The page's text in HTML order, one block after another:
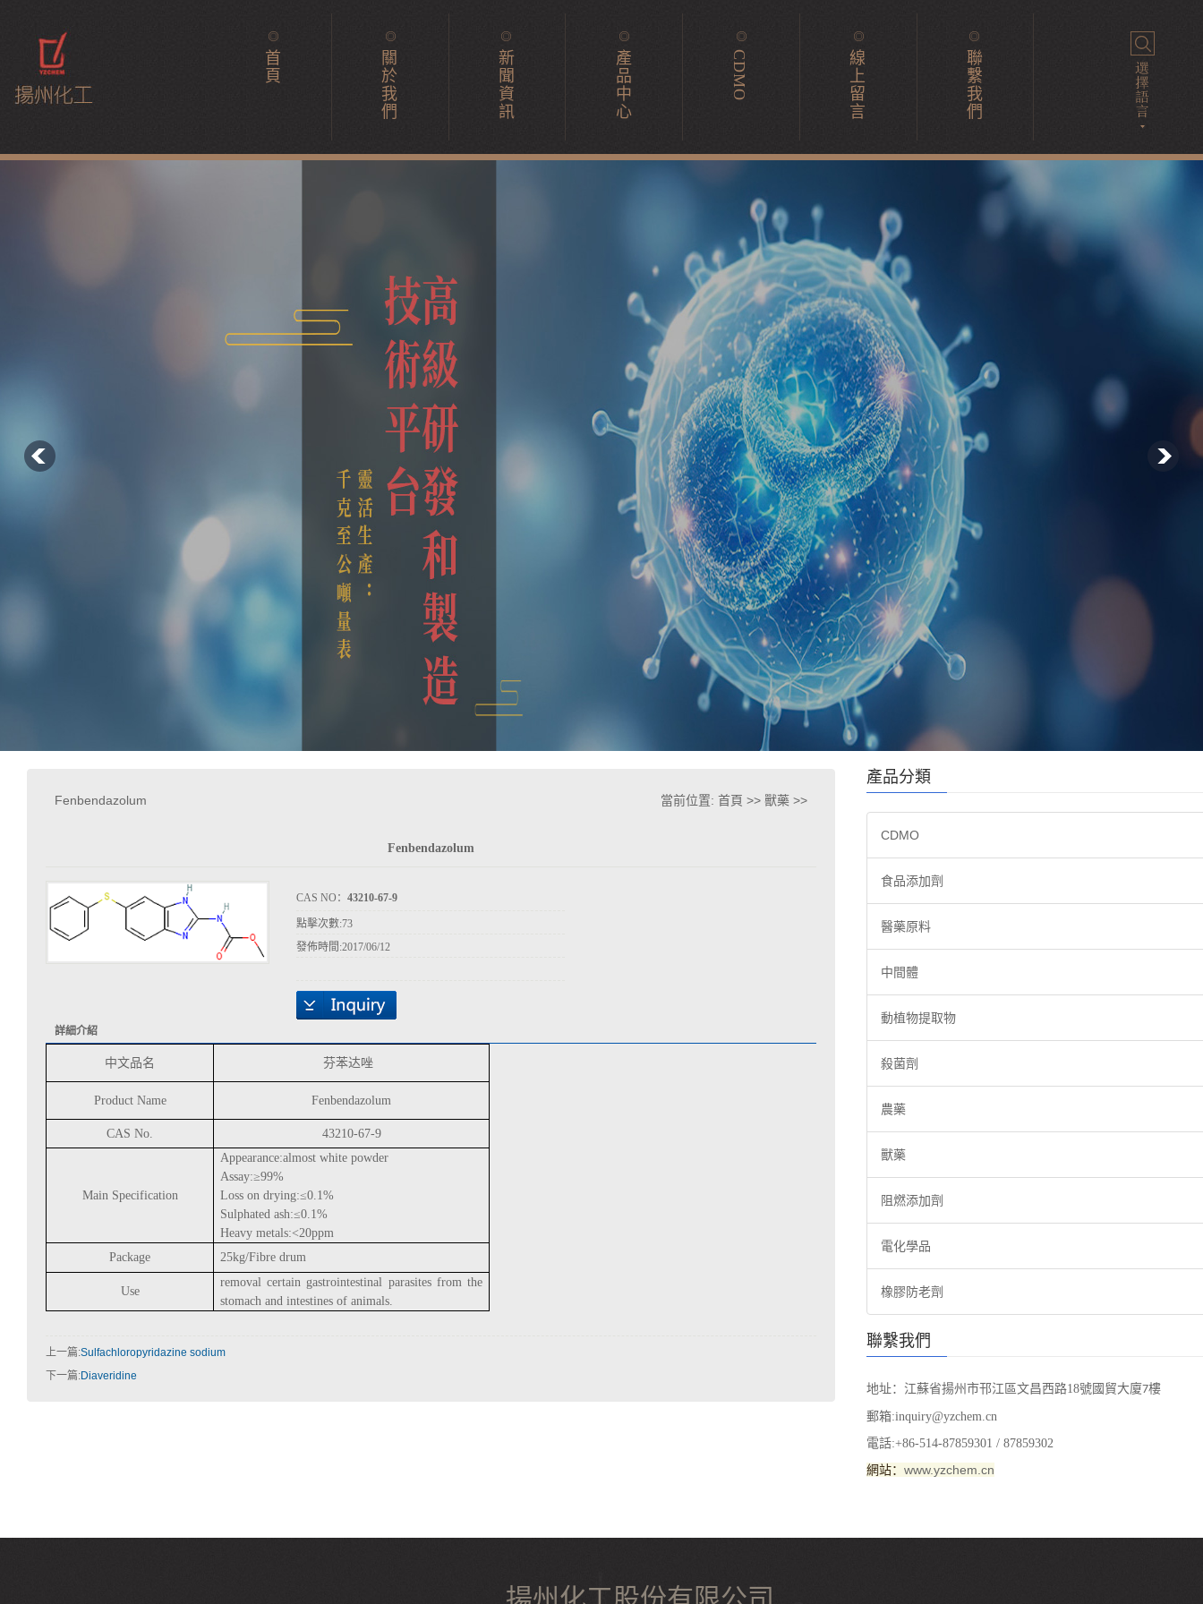
首
頁
關
於
我
們
新
聞
資
訊
產
品
中
心
CDMO
線
上
留
言
聯
繫
我
們
Fenbendazolum 當前位置:首頁 >>獸藥 >>
Fenbendazolum
CAS NO： 43210-67-9
點擊次數:73
發佈時間:2017/06/12
詳細介紹
中文品名 芬苯达唑
Product Name Fenbendazolum
CAS No. 43210-67-9
Main Specification
Appearance:almost white powder
Assay:≥99%
Loss on drying:≤0.1%
Sulphated ash:≤0.1%
Heavy metals:<20ppm
Package
25kg/Fibre drum
Use
removal certain gastrointestinal parasites from the
stomach and intestines of animals.
上一篇:Sulfachloropyridazine sodium
下一篇:Diaveridine
產品分類
CDMO
食品添加劑
醫藥原料
中間體
動植物提取物
殺菌劑
農藥
獸藥
阻燃添加劑
電化學品
橡膠防老劑
聯繫我們
地址： 江蘇省揚州市邗江區文昌西路18號國貿大廈7樓
郵箱:inquiry@yzchem.cn
電話:+86-514-87859301 / 87859302
網站：www.yzchem.cn